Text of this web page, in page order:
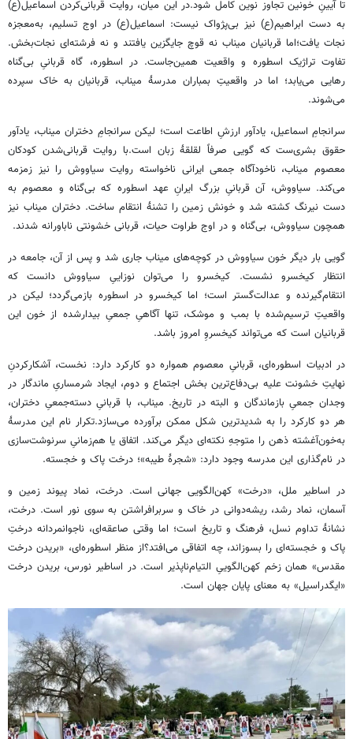
تا آیینِ خونین تجاوز نوین کامل شود.در این میان، روایت قربانی‌کردن اسماعیل(ع)
به دست ابراهیم(ع) نیز بی‌پژواک نیست: اسماعیل(ع) در اوج تسلیم، به‌معجزه‌
نجات یافت؛اما قربانیان میناب نه قوچ جایگزین یافتند و نه فرشته‌ای نجات‌بخش.
تفاوت تراژیک اسطوره و واقعیت همین‌جاست. در اسطوره، گاه قربانیِ بی‌گناه
رهایی می‌یابد؛ اما در واقعیتِ بمباران مدرسۀ میناب، قربانیان به خاک سپرده
می‌شوند.
سرانجامِ اسماعیل، یادآور ارزشِ اطاعت است؛ لیکن سرانجامِ دختران میناب، یادآور
حقوق بشری‌ست که گویی صرفاً لقلقۀ زبان است.با روایت قربانی‌شدن کودکان
معصوم میناب، ناخودآگاه جمعی ایرانی ناخواسته روایت سیاووش را نیز زمزمه
می‌کند. سیاووش، آن قربانیِ بزرگ ایرانِ عهد اسطوره که بی‌گناه و معصوم به
دست نیرنگ کشته شد و خونش زمین را تشنۀ انتقام ساخت. دختران میناب نیز
همچون سیاووش، بی‌گناه و در اوج طراوت حیات، قربانی خشونتی ناباورانه شدند.
گویی بار دیگر خون سیاووش در کوچه‌های میناب جاری شد و پس از آن، جامعه در
انتظار کیخسرو نشست. کیخسرو را می‌توان نوزاییِ سیاووش دانست که
انتقام‌گیرنده و عدالت‌گستر است؛ اما کیخسرو در اسطوره بازمی‌گردد؛ لیکن در
واقعیتِ ترسیم‌شده با بمب و موشک، تنها آگاهیِ جمعیِ بیدارشده از خون این
قربانیان است که می‌تواند کیخسروِ امروز باشد.
در ادبیات اسطوره‌ای، قربانیِ معصوم همواره دو کارکرد دارد: نخست، آشکارکردنِ
نهایتِ خشونت علیه بی‌دفاع‌ترین بخش اجتماع و دوم، ایجاد شرمساریِ ماندگار در
وجدان جمعیِ بازماندگان و البته در تاریخ. میناب، با قربانیِ دسته‌جمعیِ دختران،
هر دو کارکرد را به شدیدترین شکل ممکن برآورده می‌سازد.تکرار نام این مدرسۀ
به‌خون‌آغشته ذهن را متوجهِ نکته‌ای دیگر می‌کند. اتفاق یا هم‌زمانیِ سرنوشت‌سازی
در نام‌گذاری این مدرسه وجود دارد: «شجرۀ طیبه»؛ درخت پاک و خجسته.
در اساطیر ملل، «درخت» کهن‌الگویی جهانی است. درخت، نماد پیوند زمین و
آسمان، نماد رشد، ریشه‌دوانی در خاک و سربرافراشتن به سوی نور است. درخت،
نشانۀ تداوم نسل، فرهنگ و تاریخ است؛ اما وقتی صاعقه‌ای، ناجوانمردانه درختِ
پاک و خجسته‌ای را بسوزاند، چه اتفاقی می‌افتد؟از منظر اسطوره‌ای، «بریدن درخت
مقدس» همان زخم کهن‌الگوییِ التیام‌ناپذیر است. در اساطیر نورس، بریدن درخت
«ایگدراسیل» به معنای پایان جهان است.